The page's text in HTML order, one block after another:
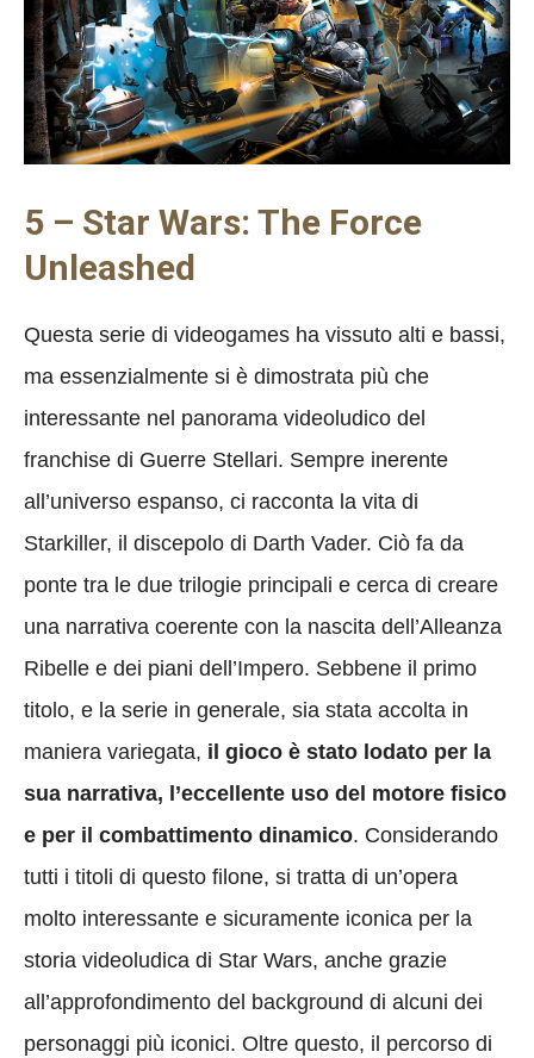
5 – Star Wars: The Force
Unleashed
Questa serie di videogames ha vissuto alti e bassi,
ma essenzialmente si è dimostrata più che
interessante nel panorama videoludico del
franchise di Guerre Stellari. Sempre inerente
all’universo espanso, ci racconta la vita di
Starkiller, il discepolo di Darth Vader. Ciò fa da
ponte tra le due trilogie principali e cerca di creare
una narrativa coerente con la nascita dell’Alleanza
Ribelle e dei piani dell’Impero. Sebbene il primo
titolo, e la serie in generale, sia stata accolta in
maniera variegata, il gioco è stato lodato per la
sua narrativa, l’eccellente uso del motore fisico
e per il combattimento dinamico. Considerando
tutti i titoli di questo filone, si tratta di un’opera
molto interessante e sicuramente iconica per la
storia videoludica di Star Wars, anche grazie
all’approfondimento del background di alcuni dei
personaggi più iconici. Oltre questo, il percorso di